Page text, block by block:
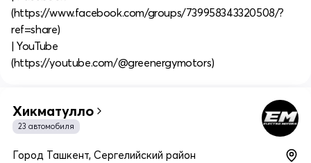
(https://www.facebook.com/groups/739958343320508/?
ref=share)
| YouTube
(https://youtube.com/@greenergymotors)
Хикматулло
23 автомобиля
Город Ташкент, Сергелийский район